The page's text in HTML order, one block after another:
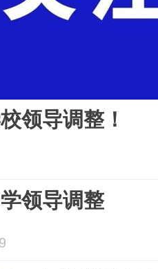
领导调整！
领导调整